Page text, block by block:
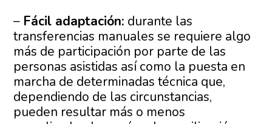
– Fácil adaptación: durante las
transferencias manuales se requiere algo
más de participación por parte de las
personas asistidas así como la puesta en
marcha de determinadas técnica que,
dependiendo de las circunstancias,
pueden resultar más o menos